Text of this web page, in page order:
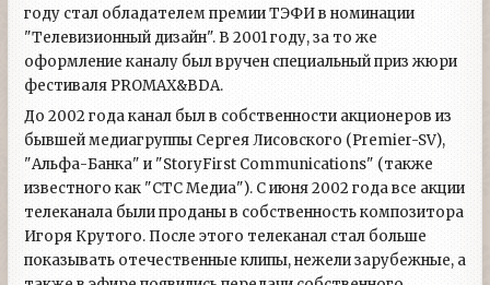
году стал обладателем премии ТЭФИ в номинации
"Телевизионный дизайн". В 2001 году, за то же
оформление каналу был вручен специальный приз жюри
фестиваля PROMAX&BDA.
До 2002 года канал был в собственности акционеров из
бывшей медиагруппы Сергея Лисовского (Premier-SV),
"Альфа-Банка" и "StoryFirst Communications" (также
известного как "СТС Медиа"). С июня 2002 года все акции
телеканала были проданы в собственность композитора
Игоря Крутого. После этого телеканал стал больше
показывать отечественные клипы, нежели зарубежные, а